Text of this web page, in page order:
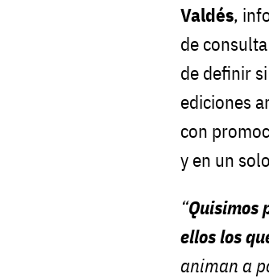
Valdés,
de
de definir
ediciones
con
y en un
“Quisimos
ellos los
animan a